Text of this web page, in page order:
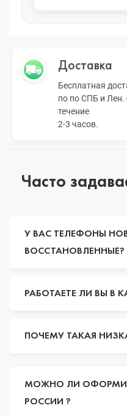
Доставка
Бесплатная
по по СПБ и Лен.
течение
2-3 часов.
Часто
У ВАС ТЕЛЕФОНЫ
ВОССТАНОВЛЕННЫЕ?
РАБОТАЕТЕ ЛИ ВЫ В
ПОЧЕМУ ТАКАЯ
МОЖНО ЛИ
РОССИИ ?